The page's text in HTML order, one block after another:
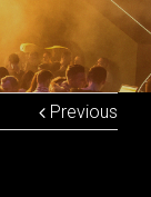
Previous